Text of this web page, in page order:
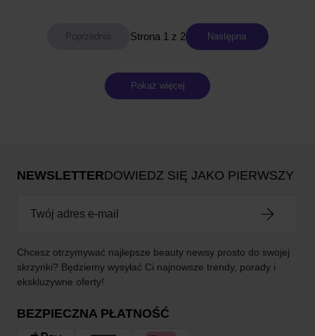
Strona 1 z 2 Następna
Pokaż więcej
NEWSLETTERDOWIEDZ SIĘ JAKO PIERWSZY
Chcesz otrzymywać najlepsze beauty newsy prosto do swojej
skrzynki? Będziemy wysyłać Ci najnowsze trendy, porady i
ekskluzywne oferty!
BEZPIECZNA PŁATNOŚĆ